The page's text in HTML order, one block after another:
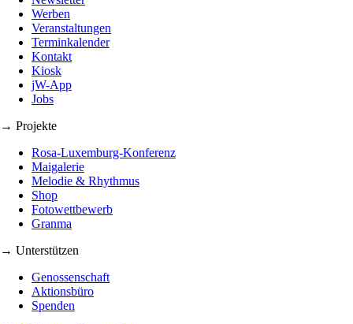
Werben
Veranstaltungen
Terminkalender
Kontakt
Kiosk
jW-App
Jobs
→ Projekte
Rosa-Luxemburg-Konferenz
Maigalerie
Melodie & Rhythmus
Shop
Fotowettbewerb
Granma
→ Unterstützen
Genossenschaft
Aktionsbüro
Spenden